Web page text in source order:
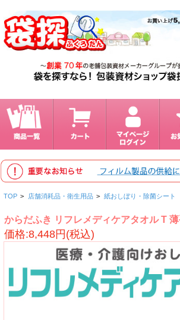
TOP > 店舗消耗品・衛生用品 > 紙おしぼり・除菌シート
からだふき リフレメディケアタオル T 薄
価格:8,448円(税込)